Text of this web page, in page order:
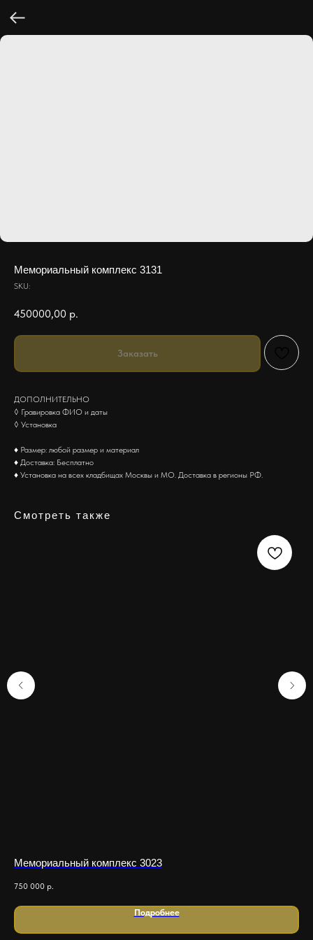
Мемориальный комплекс 3131
SKU:
450000,00 р.
Заказать
ДОПОЛНИТЕЛЬНО
◊ Гравировка ФИО и даты
◊ Установка
♦ Размер: любой размер и материал
♦ Доставка: Бесплатно
♦ Установка на всех кладбищах Москвы и МО. Доставка в регионы РФ.
Смотреть также
Мемориальный комплекс 3023
750 000 р.
Подробнее